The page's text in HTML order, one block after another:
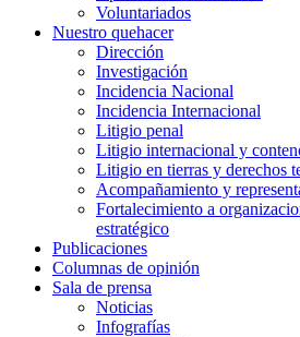
Voluntariados
Nuestro quehacer
Dirección
Investigación
Incidencia Nacional
Incidencia Internacional
Litigio penal
Litigio internacional y
Litigio en tierras y derechos
Acompañamiento y
Fortalecimiento a
estratégico
Publicaciones
Columnas de opinión
Sala de prensa
Noticias
Infografías